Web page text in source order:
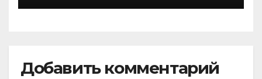
Добавить комментарий